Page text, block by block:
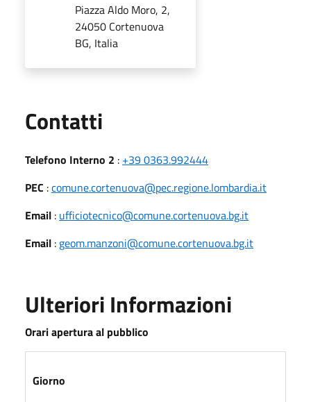
Piazza Aldo Moro, 2,
24050 Cortenuova
BG, Italia
Contatti
Telefono Interno 2 : +39 0363.992444
PEC :comune.cortenuova@pec.regione.lombardia.it
Email : ufficiotecnico@comune.cortenuova.bg.it
Email : geom.manzoni@comune.cortenuova.bg.it
Ulteriori Informazioni
Orari apertura al pubblico
Giorno